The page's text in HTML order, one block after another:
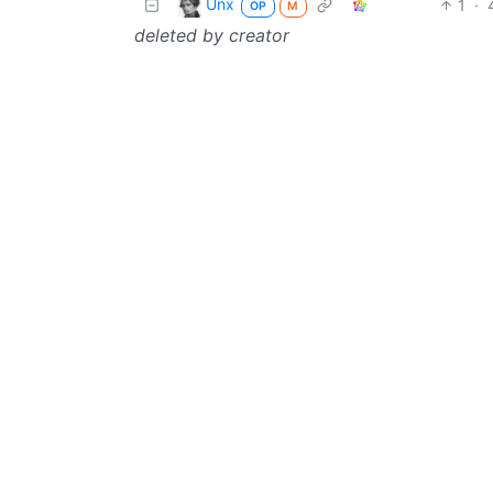
OP M 1 ·
deleted by creator